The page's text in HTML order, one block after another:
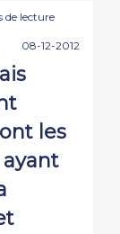
de lecture
08-12-2012
les